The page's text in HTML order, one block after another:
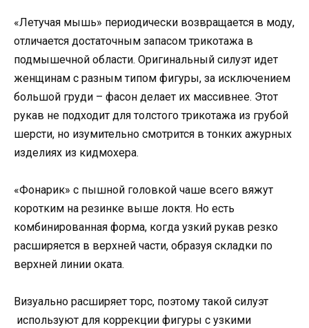
«Летучая мышь» периодически возвращается в моду,
отличается достаточным запасом трикотажа в
подмышечной области. Оригинальный силуэт идет
женщинам с разным типом фигуры, за исключением
большой груди – фасон делает их массивнее. Этот
рукав не подходит для толстого трикотажа из грубой
шерсти, но изумительно смотрится в тонких ажурных
изделиях из кидмохера.
«Фонарик» с пышной головкой чаше всего вяжут
коротким на резинке выше локтя. Но есть
комбинированная форма, когда узкий рукав резко
расширяется в верхней части, образуя складки по
верхней линии оката.
Визуально расширяет торс, поэтому такой силуэт
используют для коррекции фигуры с узкими